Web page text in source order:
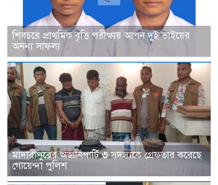
শিবচরে প্রাথমিক বৃত্তি পরীক্ষায় আপন দুই ভাইয়ের
অনন্য সাফল্য
মাদারীপুরের অজ্ঞানপার্টি ৩ সদস্যকে গ্রেফতার করেছে
গোয়েন্দা পুলিশ